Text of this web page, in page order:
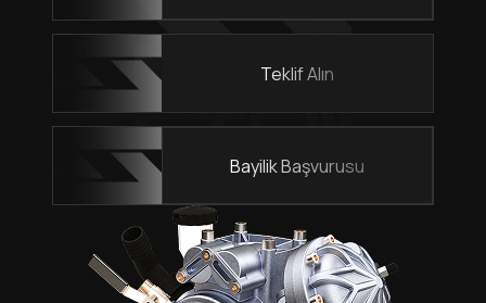
Teklif Alın
Bayilik Başvurusu